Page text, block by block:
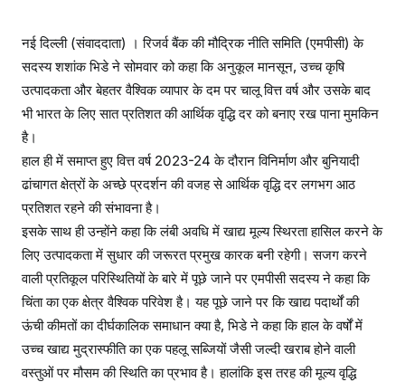
नई दिल्ली (संवाददाता) । रिजर्व बैंक की मौद्रिक नीति समिति (एमपीसी) के
सदस्य शशांक भिडे ने सोमवार को कहा कि अनुकूल मानसून, उच्च कृषि
उत्पादकता और बेहतर वैश्विक व्यापार के दम पर चालू वित्त वर्ष और उसके बाद
भी भारत के लिए सात प्रतिशत की आर्थिक वृद्धि दर को बनाए रख पाना मुमकिन
है।
हाल ही में समाप्त हुए वित्त वर्ष 2023-24 के दौरान विनिर्माण और बुनियादी
ढांचागत क्षेत्रों के अच्छे प्रदर्शन की वजह से आर्थिक वृद्धि दर लगभग आठ
प्रतिशत रहने की संभावना है।
इसके साथ ही उन्होंने कहा कि लंबी अवधि में खाद्य मूल्य स्थिरता हासिल करने के
लिए उत्पादकता में सुधार की जरूरत प्रमुख कारक बनी रहेगी। सजग करने
वाली प्रतिकूल परिस्थितियों के बारे में पूछे जाने पर एमपीसी सदस्य ने कहा कि
चिंता का एक क्षेत्र वैश्विक परिवेश है। यह पूछे जाने पर कि खाद्य पदार्थों की
ऊंची कीमतों का दीर्घकालिक समाधान क्या है, भिडे ने कहा कि हाल के वर्षों में
उच्च खाद्य मुद्रास्फीति का एक पहलू सब्जियों जैसी जल्दी खराब होने वाली
वस्तुओं पर मौसम की स्थिति का प्रभाव है। हालांकि इस तरह की मूल्य वृद्धि